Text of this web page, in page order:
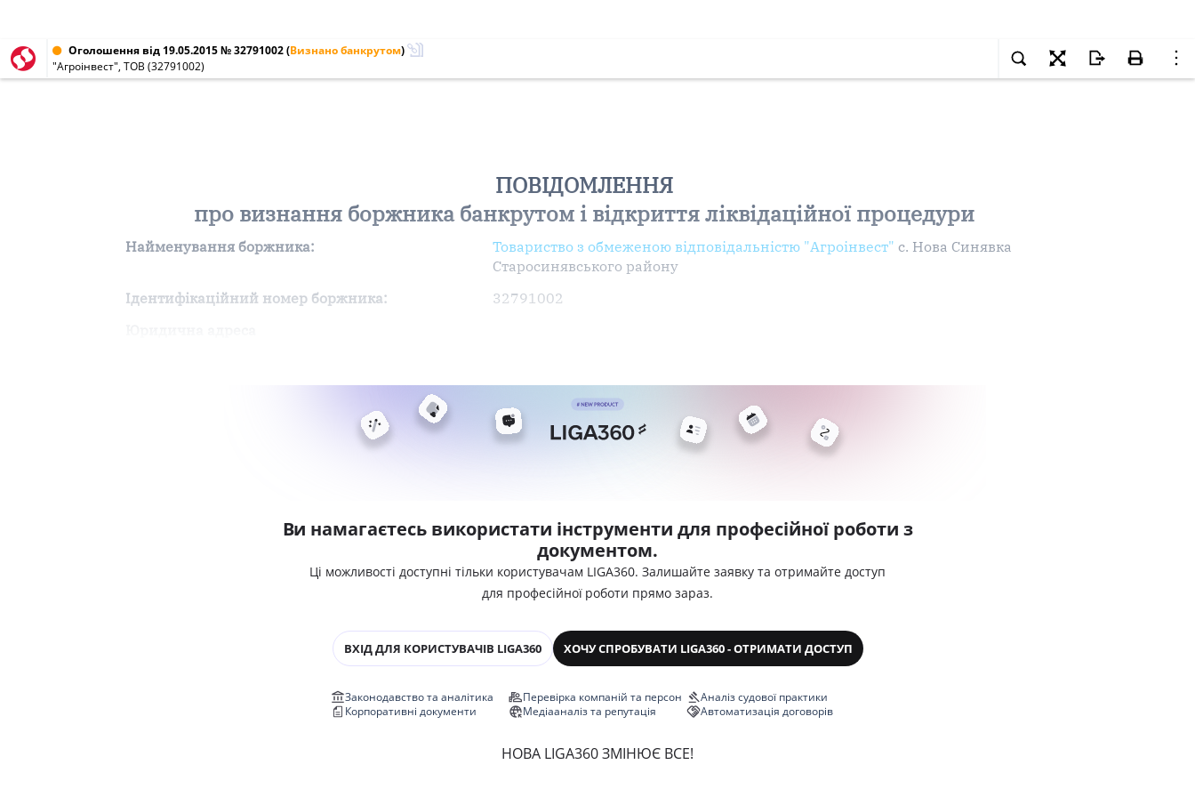
Оголошення від 19.05.2015 № 32791002(Визнано банкрутом)
"Агроінвест", ТОВ (32791002)
ПОВІДОМЛЕННЯ
про визнання боржника банкрутом і відкриття ліквідаційної процедури
Найменування боржника: Товариство з обмеженою відповідальністю "Агроінвест" с. Нова Синявка
Старосинявського району
Ідентифікаційний номер боржника:
32791002
Ви намагаєтесь використати інструменти для професійної роботи з
документом.
Ці можливості доступні тільки користувачам LIGA360. Залишайте заявку та отримайте доступ
для професійної роботи прямо зараз.
ВХІД ДЛЯ КОРИСТУВАЧІВ LIGA360 ХОЧУ СПРОБУВАТИ LIGA360 - ОТРИМАТИ ДОСТУП
Законодавство та аналітика
Корпоративні документи
Перевірка компаній та персон
Медіааналіз та репутація
Аналіз судової практики
Автоматизація договорів
НОВА LIGA360 ЗМІНЮЄ ВСЕ!